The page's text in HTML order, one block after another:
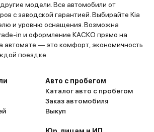
модели. Все автомобили от
с заводской гарантией. Выбирайте Kia
и уровню оснащения. Возможна
in и оформление КАСКО прямо на
автомате — это комфорт, экономичность
поездке.
Авто с пробегом
Каталог авто с пробегом
Заказ автомобиля
Выкуп